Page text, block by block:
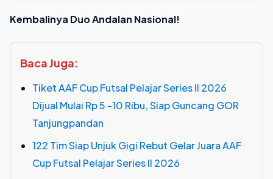
Kembalinya Duo Andalan Nasional!
Baca Juga:
Tiket AAF Cup Futsal Pelajar Series II 2026
Dijual Mulai Rp 5 -10 Ribu, Siap Guncang GOR
Tanjungpandan
122 Tim Siap Unjuk Gigi Rebut Gelar Juara AAF
Cup Futsal Pelajar Series II 2026